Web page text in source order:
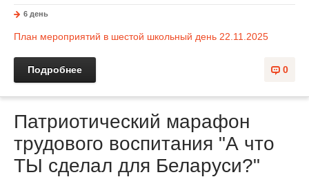
6 день
План мероприятий в шестой школьный день 22.11.2025
0
Подробнее
Патриотический марафон
трудового воспитания "А что
ТЫ сделал для Беларуси?"